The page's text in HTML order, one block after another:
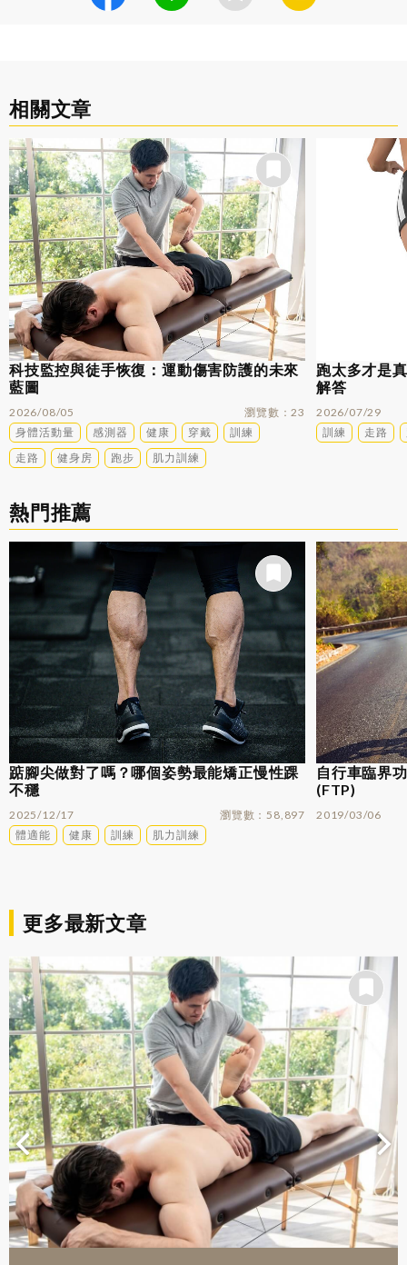
相關文章
科技監控與徒手恢復：運動傷害防護的未來
藍圖
2026/08/05 瀏覽數
23
身體活動量
感測器 健康 穿戴
訓練
走路
健身房 跑步 肌力訓練
跑太多才是
解答
2026/07/29
訓練
走路
熱門推薦
踮腳尖做對了嗎？哪個姿勢最能矯正慢性踝
不穩
2025/12/17 瀏覽數
58,897
體適能
健康 訓練 肌力訓練
自行車臨界
(FTP)
2019/03/06
更多最新文章